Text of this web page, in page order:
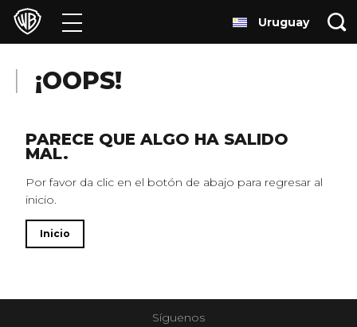
Películas
Franquicias
Colecciones
Noticias
Uruguay
¡OOPS!
PARECE QUE ALGO HA SALIDO
MAL.
Por favor da clic en el botón de abajo para regresar al
inicio.
Inicio
Síguenos